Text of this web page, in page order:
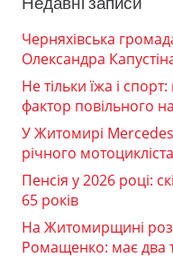
Черняхівська
Олександра
Не тільки їжа і
фактор повільного
У Житомирі Mercedes
річного
Пенсія у 2026 році:
65 років
На Житомирщині
Ромащенко: має два